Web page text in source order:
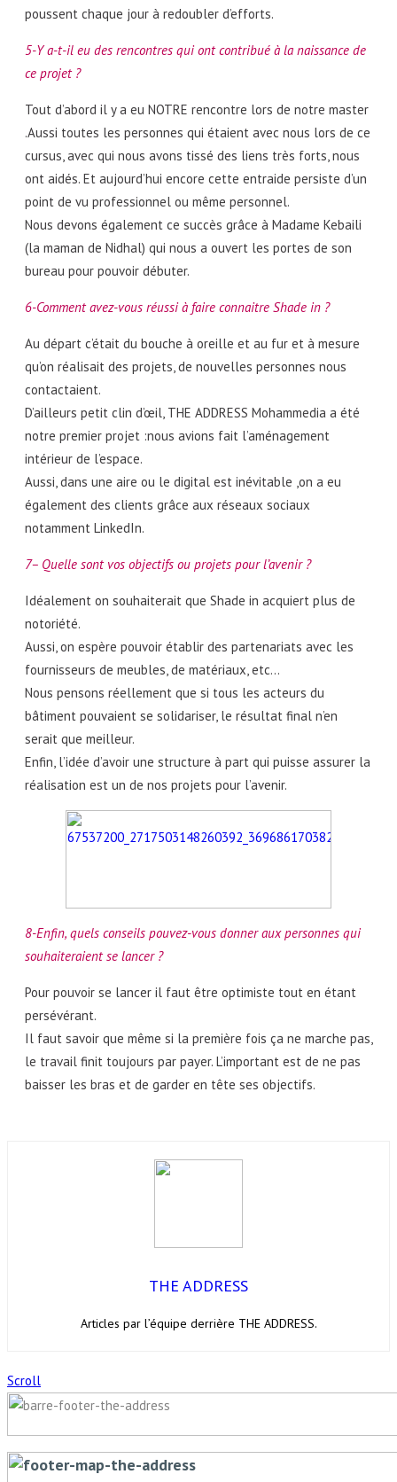
poussent chaque jour à redoubler d’efforts.
5-Y a-t-il eu des rencontres qui ont contribué à la naissance de
ce projet ?
Tout d’abord il y a eu NOTRE rencontre lors de notre master
.Aussi toutes les personnes qui étaient avec nous lors de ce
cursus, avec qui nous avons tissé des liens très forts, nous
ont aidés. Et aujourd’hui encore cette entraide persiste d’un
point de vu professionnel ou même personnel.
Nous devons également ce succès grâce à Madame Kebaili
(la maman de Nidhal) qui nous a ouvert les portes de son
bureau pour pouvoir débuter.
6-Comment avez-vous réussi à faire connaitre Shade in ?
Au départ c’était du bouche à oreille et au fur et à mesure
qu’on réalisait des projets, de nouvelles personnes nous
contactaient.
D’ailleurs petit clin d’œil, THE ADDRESS Mohammedia a été
notre premier projet :nous avions fait l’aménagement
intérieur de l’espace.
Aussi, dans une aire ou le digital est inévitable ,on a eu
également des clients grâce aux réseaux sociaux
notamment LinkedIn.
7– Quelle sont vos objectifs ou projets pour l’avenir ?
Idéalement on souhaiterait que Shade in acquiert plus de
notoriété.
Aussi, on espère pouvoir établir des partenariats avec les
fournisseurs de meubles, de matériaux, etc…
Nous pensons réellement que si tous les acteurs du
bâtiment pouvaient se solidariser, le résultat final n’en
serait que meilleur.
Enfin, l’idée d’avoir une structure à part qui puisse assurer la
réalisation est un de nos projets pour l’avenir.
8-Enfin, quels conseils pouvez-vous donner aux personnes qui
souhaiteraient se lancer ?
Pour pouvoir se lancer il faut être optimiste tout en étant
persévérant.
Il faut savoir que même si la première fois ça ne marche pas,
le travail finit toujours par payer. L’important est de ne pas
baisser les bras et de garder en tête ses objectifs.
THE ADDRESS
Articles par l’équipe derrière THE ADDRESS.
Scroll